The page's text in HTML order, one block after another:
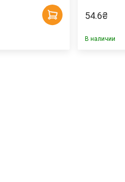
54.6₴
В наличии